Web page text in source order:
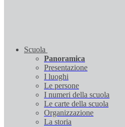
Scuola
Panoramica
Presentazione
I luoghi
Le persone
I numeri della scuola
Le carte della scuola
Organizzazione
La storia